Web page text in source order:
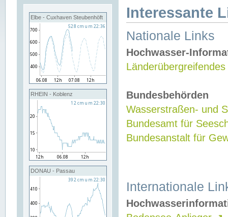
Elbe - Cuxhaven Steubenhöft
RHEIN - Koblenz
DONAU - Passau
Interessante
Nationale Links
Hochwasser-
Bundesbehörden
Wasserstraßen- und
Bundesamt für
Bundesanstalt für
Internationale